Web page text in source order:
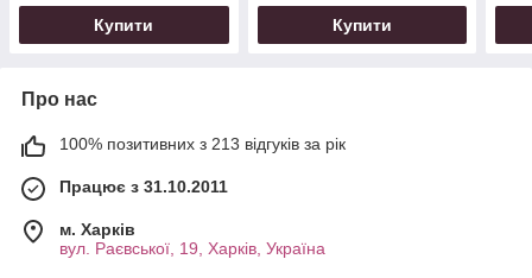
Купити Купити
Про нас
100% позитивних з 213 відгуків за рік
Працює з 31.10.2011
м. Харків
вул. Раєвської, 19, Харків, Україна